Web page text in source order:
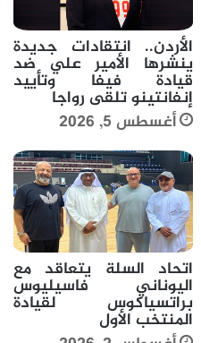
الأردن.. انتقادات جديدة
ينشرها الأمير علي ضد
قيادة فيفا وتأييد
إنفانتينو تلقى رواجا
أغسطس 5, 2026
اتحاد السلة يتعاقد مع
اليوناني فاسيليوس
براتسياكوس لقيادة
المنتخب الأول